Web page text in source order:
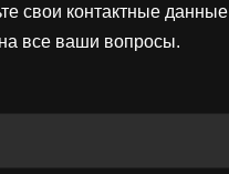
свои контактные данные
все ваши вопросы.